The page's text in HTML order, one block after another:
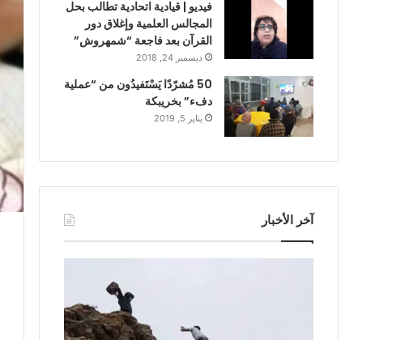
فيديو | قيادية اتحادية تطالب بحل
المجالس العلمية وإغلاق دور
القرآن بعد فاجعة “شمهروش”
ديسمبر 24, 2018
50 مُشرّدًا يَسْتَفيدُون من “عملية
دفء” بخريبكة
يناير 5, 2019
آخر الأخبار